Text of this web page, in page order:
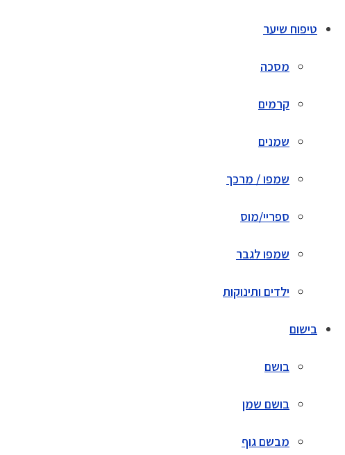
טיפוח שיער
מסכה
קרמים
שמנים
שמפו / מרכך
ספריי/מוס
שמפו לגבר
ילדים ותינוקות
בישום
בושם
בושם שמן
מבשם גוף